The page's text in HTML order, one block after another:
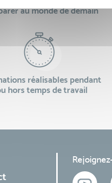
au monde de demain
réalisables pendant
hors temps de travail